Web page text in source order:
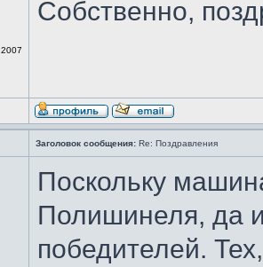
Собственно,
Заголовок сообщения: Re: Поздравления
Поскольку
Полишинеля, да
победителей.